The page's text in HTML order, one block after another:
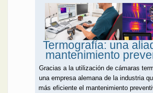
Termografía: una
mantenimiento
Gracias a la utilización de cámaras
una empresa alemana de la industria
más eficiente el mantenimiento